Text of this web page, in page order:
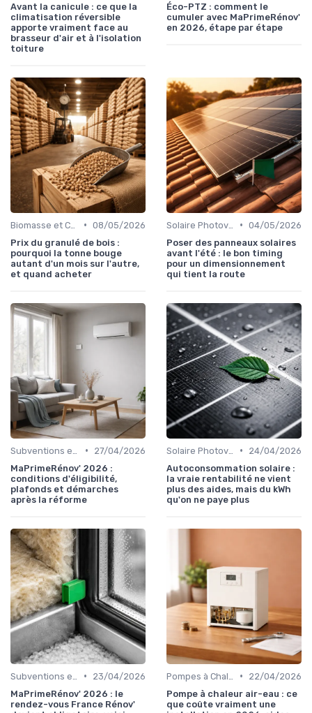
Avant la canicule : ce que la
climatisation réversible
apporte vraiment face au
brasseur d'air et à l'isolation
toiture
Éco-PTZ : comment le
cumuler avec MaPrimeRénov'
en 2026, étape par étape
• 08/05/2026
Prix du granulé de bois :
pourquoi la tonne bouge
autant d'un mois sur l'autre,
et quand acheter
• 04/05/2026
Poser des panneaux solaires
avant l'été : le bon timing
pour un dimensionnement
qui tient la route
•
27/04/2026
MaPrimeRénov' 2026 :
conditions d'éligibilité,
plafonds et démarches
après la réforme
•
24/04/2026
Autoconsommation solaire :
la vraie rentabilité ne vient
plus des aides, mais du kWh
qu'on ne paye plus
•
23/04/2026
MaPrimeRénov' 2026 : le
rendez-vous France Rénov'
•
22/04/2026
Pompe à chaleur air-eau : ce
que coûte vraiment une